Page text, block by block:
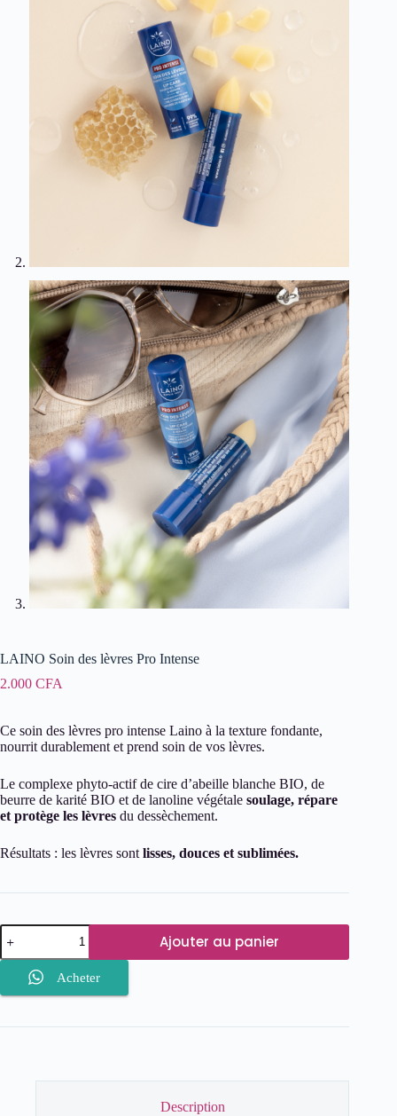
LAINO Soin des lèvres Pro Intense
2.000 CFA
Ce soin des lèvres pro intense Laino à la texture fondante,
nourrit durablement et prend soin de vos lèvres.
Le complexe phyto-actif de cire d’abeille blanche BIO, de
beurre de karité BIO et de lanoline végétale soulage, répare
et protège les lèvres du dessèchement.
Résultats : les lèvres sont lisses, douces et sublimées.
quantité
de
LAINO
des
Ajouter au panier
Acheter
Description